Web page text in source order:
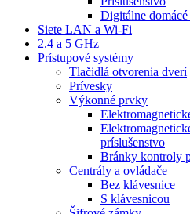
Digitálne
Siete LAN a Wi-Fi
2.4 a 5 GHz
Prístupové systémy
Tlačidlá otvorenia dverí
Prívesky
Výkonné prvky
príslušenstvo
Bránky kontroly
Centrály a ovládače
Bez klávesnice
S klávesnicou